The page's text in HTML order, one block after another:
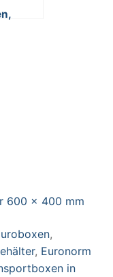
600 x 400 mm
,
, Euronorm
in